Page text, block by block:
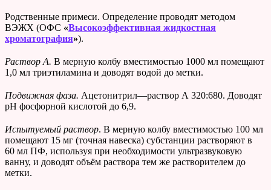
Родственные примеси. Определение проводят методом
ВЭЖХ (ОФС «Высокоэффективная жидкостная
хроматография»).
Раствор А. В мерную колбу вместимостью 1000 мл помещают
1,0 мл триэтиламина и доводят водой до метки.
Подвижная фаза. Ацетонитрил—раствор А 320:680. Доводят
рН фосфорной кислотой до 6,9.
Испытуемый раствор. В мерную колбу вместимостью 100 мл
помещают 15 мг (точная навеска) субстанции растворяют в
60 мл ПФ, используя при необходимости ультразвуковую
ванну, и доводят объём раствора тем же растворителем до
метки.